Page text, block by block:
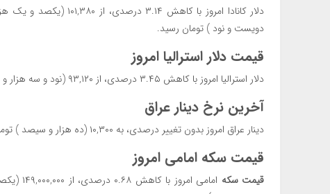
دویست و نود ) تومان رسید.
قیمت دلار استرالیا امروز
دلار استرالیا امروز با کاهش ۳.۴۵ درصدی، از ۹۳,۱۲۰ (نود و سه هزار و یکصد و بیست ) تومان به ۹۰,۰۱۰ (نود هزار و ده ) تومان رسید.
آخرین نرخ دینار عراق
دینار عراق امروز بدون تغییر درصدی، به ۱۰,۳۰۰ (ده هزار و سیصد ) تومان رسید.
قیمت سکه امامی امروز
قیمت سکه